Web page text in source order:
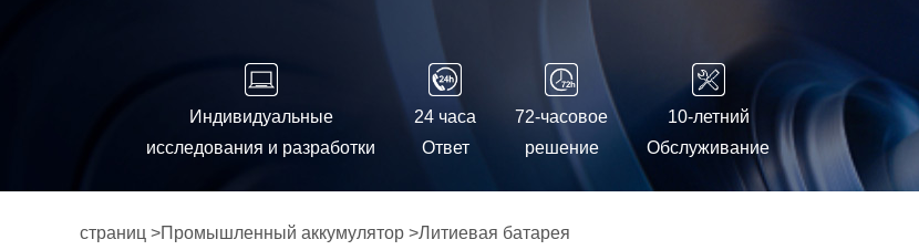
Индивидуальные
исследования и разработки
24 часа
Ответ
72-часовое
решение
10-летний
Обслуживание
страниц >Промышленный аккумулятор >Литиевая батарея